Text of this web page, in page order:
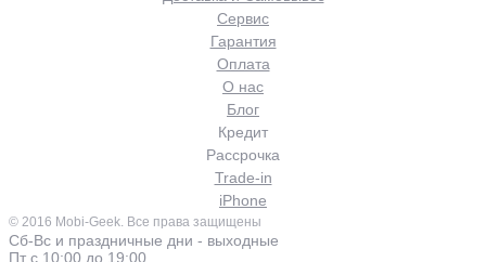
Сервис
Гарантия
Оплата
О нас
Блог
Кредит
Рассрочка
Trade-in
iPhone
© 2016 Mobi-Geek. Все права защищены
Сб-Вс и праздничные дни - выходные
Пт с 10:00 до 19:00